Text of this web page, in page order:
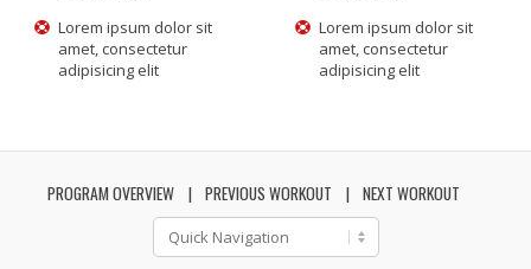
Lorem ipsum dolor sit
amet, consectetur
adipisicing elit
Lorem ipsum dolor sit
amet, consectetur
adipisicing elit
PROGRAM OVERVIEW PREVIOUS WORKOUT NEXT WORKOUT